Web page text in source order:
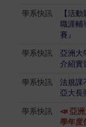
學系快訊
【活
職涯輔
賽』
學系快訊
亞洲大
介紹實
學系快訊
法規課
亞大長
學系快訊
📣 亞
學年度